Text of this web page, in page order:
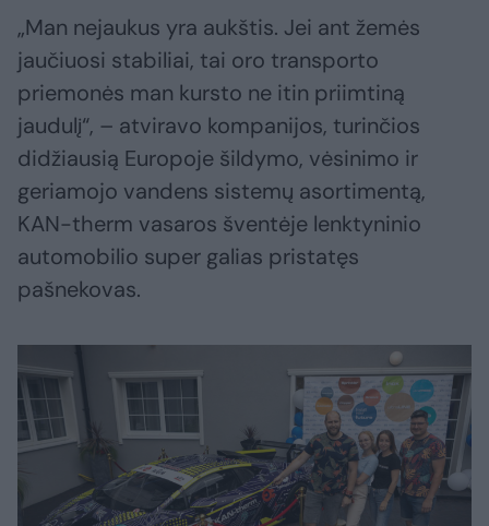
„Man nejaukus yra aukštis. Jei ant žemės
jaučiuosi stabiliai, tai oro transporto
priemonės man kursto ne itin priimtiną
jaudulį“, – atviravo kompanijos, turinčios
didžiausią Europoje šildymo, vėsinimo ir
geriamojo vandens sistemų asortimentą,
KAN-therm vasaros šventėje lenktyninio
automobilio super galias pristatęs
pašnekovas.